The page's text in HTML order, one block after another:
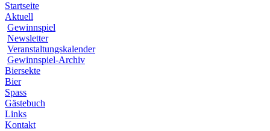
Startseite
Aktuell
Gewinnspiel
Newsletter
Veranstaltungskalender
Gewinnspiel-Archiv
Biersekte
Bier
Spass
Gästebuch
Links
Kontakt